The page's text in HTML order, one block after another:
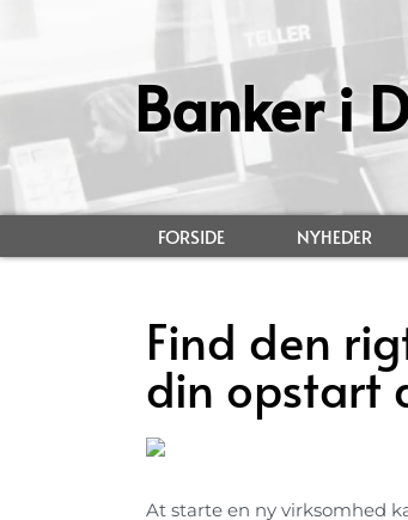
Banker i
FORSIDE NYHEDER
Find den
din opstart
At starte en ny virksomhed